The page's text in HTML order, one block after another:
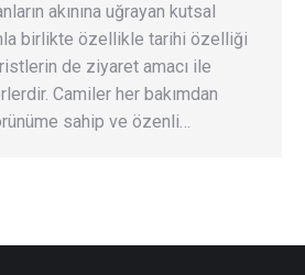
akınına uğrayan kutsal
birlikte özellikle tarihi özelliği
de ziyaret amacı ile
Camiler her bakımdan
sahip ve özenli…